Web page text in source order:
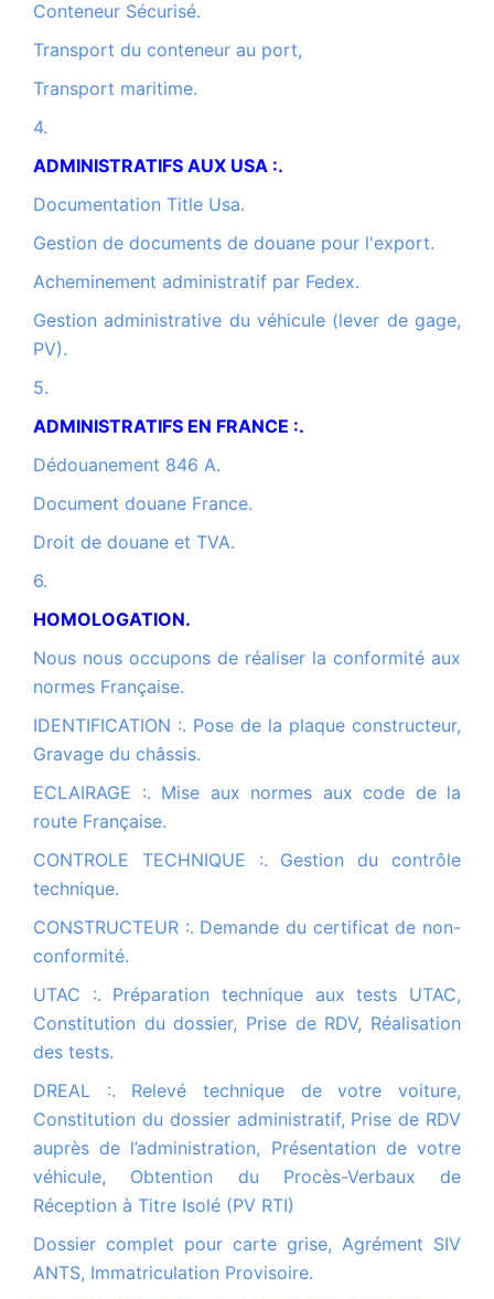
Conteneur Sécurisé.
Transport du conteneur au port,
Transport maritime.
4.
ADMINISTRATIFS AUX USA :.
Documentation Title Usa.
Gestion de documents de douane pour l'export.
Acheminement administratif par Fedex.
Gestion administrative du véhicule (lever de gage,
PV).
5.
ADMINISTRATIFS EN FRANCE :.
Dédouanement 846 A.
Document douane France.
Droit de douane et TVA.
6.
HOMOLOGATION.
Nous nous occupons de réaliser la conformité aux
normes Française.
IDENTIFICATION :. Pose de la plaque constructeur,
Gravage du châssis.
ECLAIRAGE :. Mise aux normes aux code de la
route Française.
CONTROLE TECHNIQUE :. Gestion du contrôle
technique.
CONSTRUCTEUR :. Demande du certificat de non-
conformité.
UTAC :. Préparation technique aux tests UTAC,
Constitution du dossier, Prise de RDV, Réalisation
des tests.
DREAL :. Relevé technique de votre voiture,
Constitution du dossier administratif, Prise de RDV
auprès de l’administration, Présentation de votre
véhicule, Obtention du Procès-Verbaux de
Réception à Titre Isolé (PV RTI)
Dossier complet pour carte grise, Agrément SIV
ANTS, Immatriculation Provisoire.